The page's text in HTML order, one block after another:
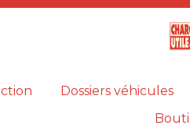
Dossiers véhicules